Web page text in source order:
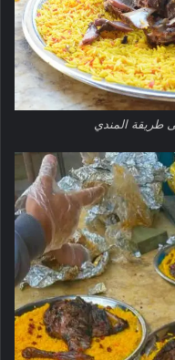
طريقة المندي